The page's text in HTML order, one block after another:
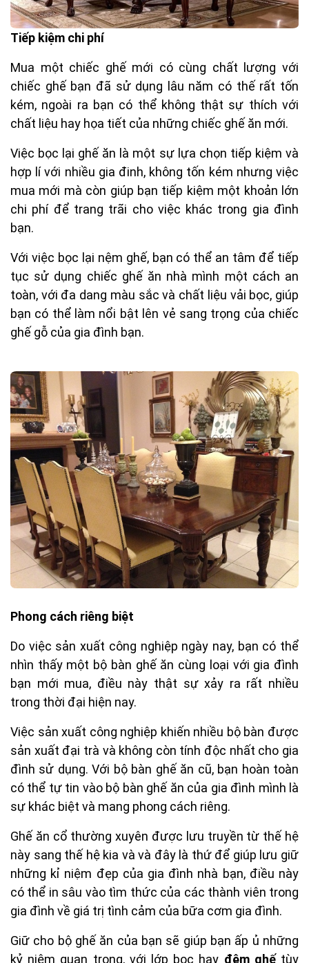
Tiếp kiệm chi phí
Mua một chiếc ghế mới có cùng chất lượng với
chiếc ghế bạn đã sử dụng lâu năm có thế rất tốn
kém, ngoài ra bạn có thể không thật sự thích với
chất liệu hay họa tiết của những chiếc ghế ăn mới.
Việc bọc lại ghế ăn là một sự lựa chọn tiếp kiệm và
hợp lí với nhiều gia đinh, không tốn kém nhưng việc
mua mới mà còn giúp bạn tiếp kiệm một khoản lớn
chi phí để trang trãi cho việc khác trong gia đình
bạn.
Với việc bọc lại nệm ghế, bạn có thể an tâm để tiếp
tục sử dụng chiếc ghế ăn nhà mình một cách an
toàn, với đa dang màu sắc và chất liệu vải bọc, giúp
bạn có thể làm nổi bật lên vẻ sang trọng của chiếc
ghế gỗ của gia đình bạn.
Phong cách riêng biệt
Do việc sản xuất công nghiệp ngày nay, bạn có thể
nhìn thấy một bộ bàn ghế ăn cùng loại với gia đình
bạn mới mua, điều này thật sự xảy ra rất nhiều
trong thời đại hiện nay.
Việc sản xuất công nghiệp khiến nhiều bộ bàn được
sản xuất đại trà và không còn tính độc nhất cho gia
đình sử dụng. Với bộ bàn ghế ăn cũ, bạn hoàn toàn
có thể tự tin vào bộ bàn ghế ăn của gia đình mình là
sự khác biệt và mang phong cách riêng.
Ghế ăn cổ thường xuyên được lưu truyền từ thế hệ
này sang thế hệ kia và và đây là thứ để giúp lưu giữ
những kỉ niệm đẹp của gia đình nhà bạn, điều này
có thể in sâu vào tìm thức của các thành viên trong
gia đình về giá trị tình cảm của bữa cơm gia đình.
Giữ cho bộ ghế ăn của bạn sẽ giúp bạn ấp ủ những
kỷ niệm quan trọng, với lớp bọc hay đệm ghếtùy